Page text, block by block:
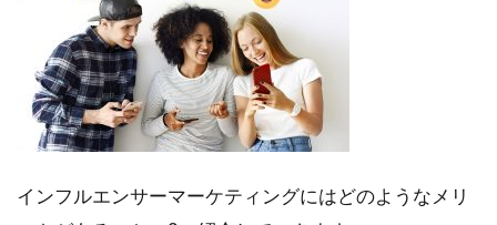
インフルエンサーマーケティングにはどのようなメリ